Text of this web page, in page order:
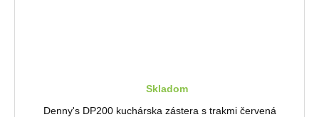
Skladom
Denny's DP200 kuchárska zástera s trakmi červená